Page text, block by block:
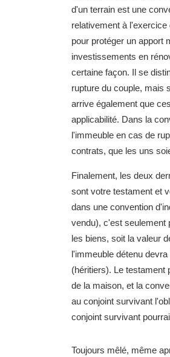
d'un terrain est une
relativement à
pour protéger un apport
investissements en
certaine façon. Il se
rupture du couple, mais
arrive également que
applicabilité. Dans la
l'immeuble en cas de
contrats, que les uns
Finalement, les deux
sont votre testament et
dans une convention
vendu), c'est seulement
les biens, soit la valeur
l'immeuble détenu
(héritiers). Le testament
de la maison, et la
au conjoint survivant
conjoint survivant
Toujours mêlé, même